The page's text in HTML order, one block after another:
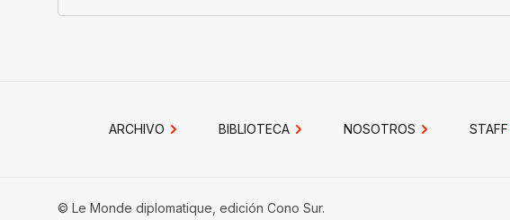
ARCHIVO BIBLIOTECA NOSOTROS STAFF
© Le Monde diplomatique, edición Cono Sur.